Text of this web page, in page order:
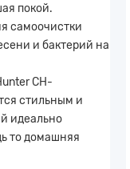
покой.
самоочистки
и бактерий на
CH-
стильным и
идеально
то домашняя